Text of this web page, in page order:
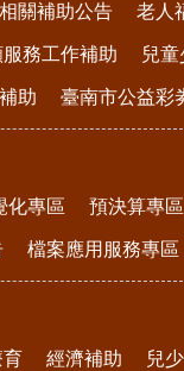
關補助公告 老人
務工作補助 兒
助 臺南市公益彩
化專區 預決算專區
檔案應用服務專區
育 經濟補助 兒